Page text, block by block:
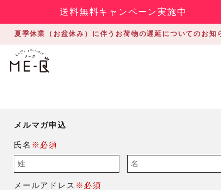
送料無料キャンペーン実施中
夏季休業（お盆休み）に伴うお荷物の遅延についてのお知
メルマガ申込
氏名 ※必須
メールアドレス ※必須